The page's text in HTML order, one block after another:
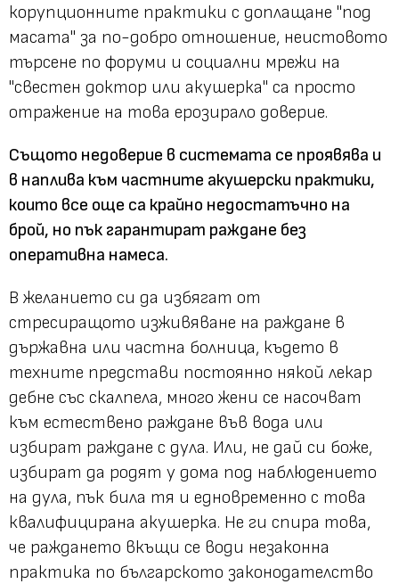
корупционните практики с доплащане "под
масата" за по-добро отношение, неистовото
търсене по форуми и социални мрежи на
"свестен доктор или акушерка" са просто
отражение на това ерозирало доверие.
Същото недоверие в системата се проявява и
в наплива към частните акушерски практики,
които все още са крайно недостатъчно на
брой, но пък гарантират раждане без
оперативна намеса.
В желанието си да избягат от
стресиращото изживяване на раждане в
държавна или частна болница, където в
техните представи постоянно някой лекар
дебне със скалпела, много жени се насочват
към естествено раждане във вода или
избират раждане с дула. Или, не дай си боже,
избират да родят у дома под наблюдението
на дула, пък била тя и едновременно с това
квалифицирана акушерка. Не ги спира това,
че раждането вкъщи се води незаконна
практика по българското законодателство